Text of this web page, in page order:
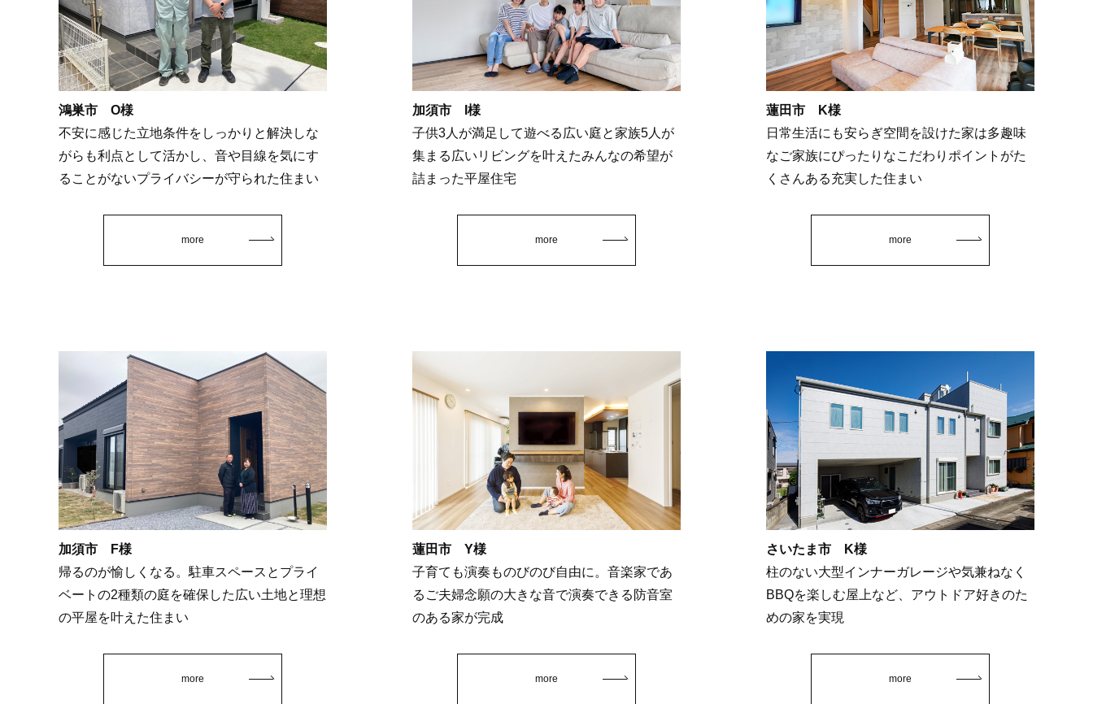
鴻巣市 O様
不安に感じた立地条件をしっかりと解決しな
がらも利点として活かし、音や目線を気にす
ることがないプライバシーが守られた住まい
more
加須市 I様
子供3人が満足して遊べる広い庭と家族5人が
集まる広いリビングを叶えたみんなの希望が
詰まった平屋住宅
more
蓮田市 K様
日常生活にも安らぎ空間を設けた家は多趣味
なご家族にぴったりなこだわりポイントがた
くさんある充実した住まい
more
加須市 F様
帰るのが愉しくなる。駐車スペースとプライ
ベートの2種類の庭を確保した広い土地と理想
の平屋を叶えた住まい
more
蓮田市 Y様
子育ても演奏ものびのび自由に。音楽家であ
るご夫婦念願の大きな音で演奏できる防音室
のある家が完成
more
さいたま市 K様
柱のない大型インナーガレージや気兼ねなく
BBQを楽しむ屋上など、アウトドア好きのた
めの家を実現
more